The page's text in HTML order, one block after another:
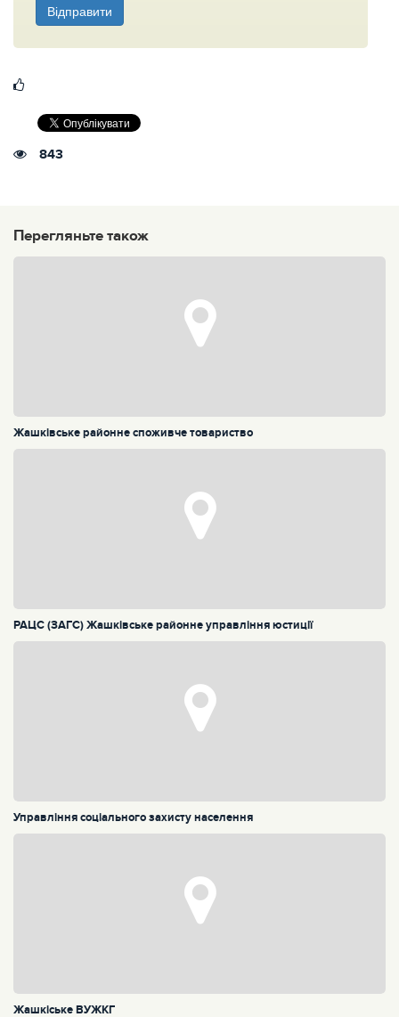
Відправити
843
Перегляньте також
Жашківське районне споживче товариство
РАЦС (ЗАГС) Жашківське районне управління юстиції
Управління соціального захисту населення
Жашкіське ВУЖКГ